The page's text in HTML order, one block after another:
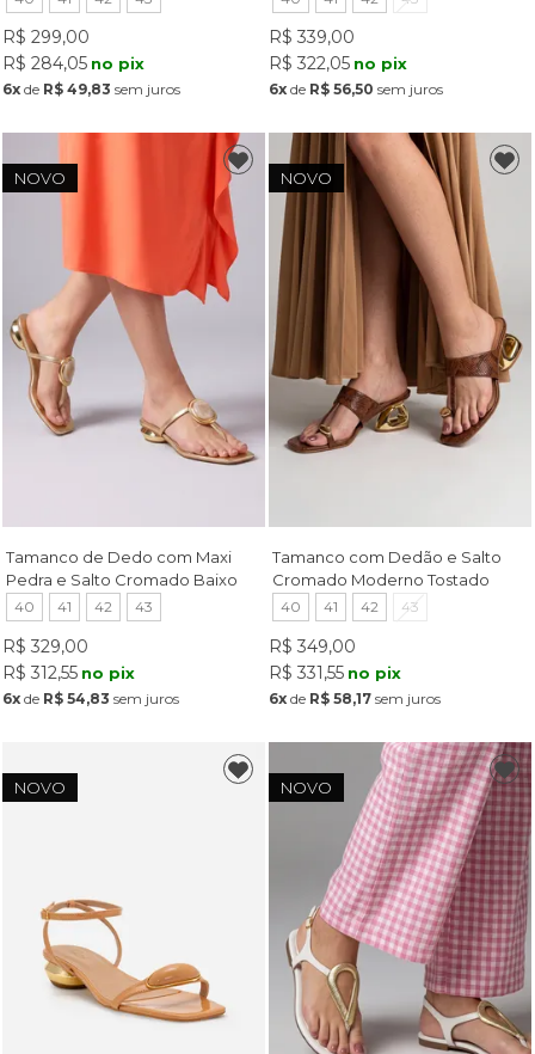
R$ 299,00
R$ 284,05 no pix
6xde R$ 49,83 sem juros
R$ 339,00
R$ 322,05 no pix
6x de R$ 56,50 sem juros
NOVO
Tamanco de Dedo com Maxi
Pedra e Salto Cromado Baixo
Ouro Light
40 41 42 43
R$ 329,00
R$ 312,55 no pix
6xde R$ 54,83 sem juros
NOVO
Tamanco com Dedão e Salto
Cromado Moderno Tostado
40 41 42 43
R$ 349,00
R$ 331,55 no pix
6x de R$ 58,17 sem juros
NOVO NOVO